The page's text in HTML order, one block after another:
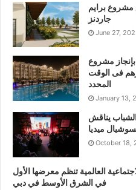
مشروع برايم
جاردنز
June 27,
مشروع
300 مليون درهم فى الوقت
المحدد
January 13,
يناقش
ميديا
October 18,
العالمية تنظم معرضها الأول
في الشرق الأوسط في دبي